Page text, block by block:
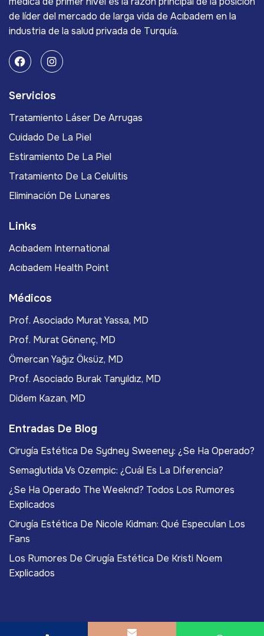
de líder del mercado de larga vida de Acıbadem en la
industria de la salud privada de Turquía.
Servicios
Tratamiento Láser De Arrugas
Cuidado De La Piel
Estiramiento De La Piel
Tratamiento De La Celulitis
Eliminación De Lunares
Links
Acıbadem International
Acıbadem Health Point
Médicos
Prof. Asociado Murat Yassa, MD
Prof. Murat Gönenç, MD
Ömercan Yağız Öksüz, MD
Prof. Asociado Burak Tanyıldız, MD
Didem Kazan, MD
Entradas De Blog
Cirugía Estética De Sydney Sweeney: ¿Se Ha Operado?
Semaglutida Vs Ozempic: ¿Cuál Es La Diferencia?
¿Se Ha Operado The Weeknd? Todos Los Rumores
Explicados
Cirugía Estética De Nicole Kidman: Qué Especulan Los
Fans
Los Rumores De Cirugía Estética De Kristi Noem
Explicados